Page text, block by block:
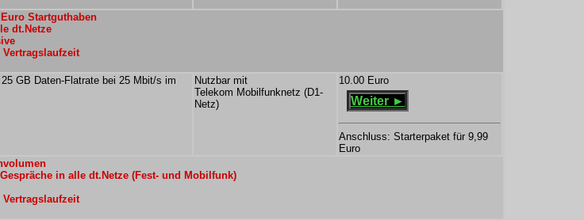
Startguthaben
dt.Netze
Vertragslaufzeit
GB Daten-Flatrate bei 25 Mbit/s im
Nutzbar mit
Telekom Mobilfunknetz (D1-
Netz)
10.00 Euro
Weiter ►
Anschluss: Starterpaket für 9,99
Euro
in alle dt.Netze (Fest- und Mobilfunk)
Vertragslaufzeit